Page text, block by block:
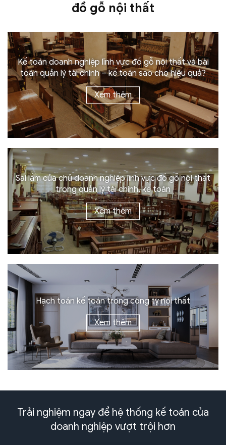
đồ gỗ nội thất
Kế toán doanh nghiệp lĩnh vực đồ gỗ nội thất và bài
toán quản lý tài chính – kế toán sao chohiệu quả?
Xem thêm
Sai lầm của chủ doanh nghiệp lĩnh vực đồ gỗ nội thất
trong quản lý tài chính,kế toán
Xem thêm
Hạch toán kế toán trong công tynội thất
Xem thêm
Trải nghiệm ngay để hệ thống kế toán của
doanh nghiệp vượt trội hơn